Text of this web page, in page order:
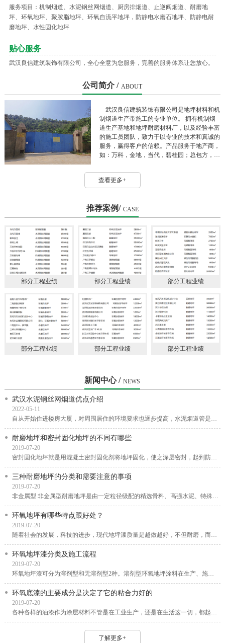
服务项目：机制烟道、水泥钢丝网烟道、厨房排烟道、止逆阀烟道、耐磨地
坪、环氧地坪、聚胺脂地坪、环氧自流平地坪，防静电水磨石地坪、防静电耐
磨地坪、水性固化地坪
贴心服务
武汉良信建筑装饰有限公司，全心全意为您服务，完善的服务体系让您放心。
公司简介 / ABOUT
武汉良信建筑装饰有限公司是地坪材料和机
制烟道生产带施工的专业单位。 拥有机制烟
道生产基地和地坪耐磨材料厂，以及经验丰富
的施工员团队，致力于以专业的技术和真诚的
服务，赢得客户的信赖。产品服务于地产商，
如：万科，金地，当代，碧桂园；总包方，
等。 良信公司秉持“优良品质，诚信人生”的
原则，以“认真负责，客户满意”的工作态度服
查看更多+
推荐案例/ CASE
部分工程业绩 部分工程业绩 部分工程业绩
部分工程业绩 部分工程业绩 部分工程业绩
新闻中心 / NEWS
武汉水泥钢丝网烟道优点介绍
2022-05-11
自从开始住进楼房大厦，对周围居住的环境要求也逐步提高，水泥烟道管是一种安装在室内的...
耐磨地坪和密封固化地坪的不同有哪些
2019-07-20
密封固化地坪就是用混凝土密封固化剂将地坪固化，使之深层密封，起到防渗漏、防风化、防...
三种耐磨地坪的分类和需要注意的事项
2019-07-20
非金属型 非金属型耐磨地坪是由一定粒径级配的精选骨料、高强水泥、特殊外加剂、颜料及聚...
环氧地坪有哪些特点跟好处？
2019-07-20
随着社会的发展，科技的进步，现代地坪漆质量是越做越好，不但耐磨，而且还不容易老化，...
环氧地坪漆分类及施工流程
2019-07-20
环氧地坪漆可分为溶剂型和无溶剂型2种。溶剂型环氧地坪涂料在生产、施工和固化过程中会排...
环氧底漆的主要成分是决定了它的粘合力好的
2019-07-20
各种各样的油漆作为涂层材料不管是在工业生产，还是在生活这一切，都起到了重要大的功效...
了解更多+